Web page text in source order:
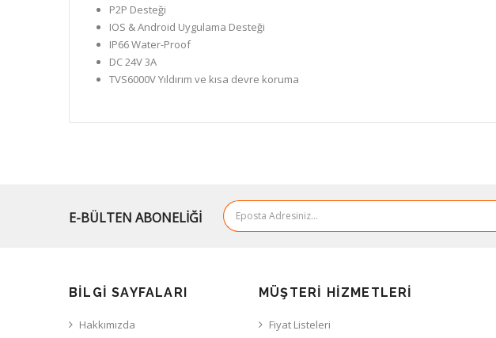
P2P Desteği
IOS & Android Uygulama Desteği
IP66 Water-Proof
DC 24V 3A
TVS6000V Yıldırım ve kısa devre koruma
E-BÜLTEN ABONELİĞİ
BILGI SAYFALARI
Hakkımızda
MÜŞTERI HIZMETLERI
Fiyat Listeleri